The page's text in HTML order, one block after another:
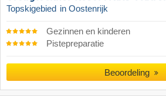
Topskigebied in Oostenrijk
Gezinnen en kinderen
Pistepreparatie
Beoordeling